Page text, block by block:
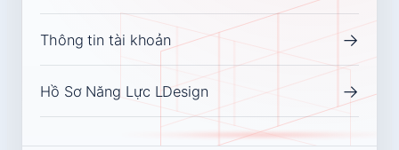
Thông tin tài khoản →
Hồ Sơ Năng Lực LDesign →